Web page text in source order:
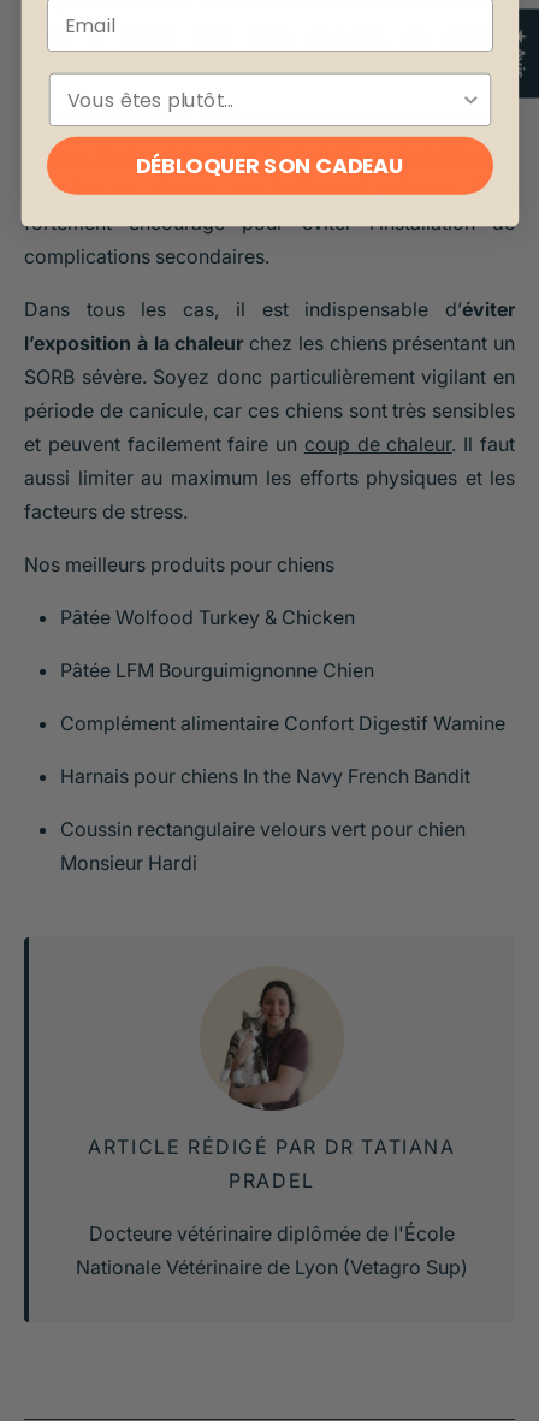
Dans le cadre d’un bilan complet, un examen
endoscopique digestif est également indiqué.
Lepronostic post-opératoire dépenddirectement de
la race, du degré de sévérité des lésions et de l’âge de
la prise en charge, un traitement précoce étant
fortement encouragé pour éviter l’installation de
complications secondaires.
Dans tous les cas, il est indispensable d’éviter
l’exposition à la chaleur chez les chiens présentant un
SORB sévère. Soyez donc particulièrement vigilant en
période de canicule, car ces chiens sont très sensibles
et peuvent facilement faire un coup de chaleur. Il faut
aussi limiter au maximum les efforts physiques et les
facteurs de stress.
Nos meilleurs produits pour chiens
Pâtée Wolfood Turkey & Chicken
Pâtée LFM Bourguimignonne Chien
Complément alimentaire Confort Digestif Wamine
Harnais pour chiens In the Navy French Bandit
Coussin rectangulaire velours vert pour chien
Monsieur Hardi
ARTICLE RÉDIGÉ PAR DR TATIANA
PRADEL
Docteure vétérinaire diplômée de l'École
Nationale Vétérinaire de Lyon (Vetagro Sup)
★ Avis
DÉBLOQUER SON CADEAU